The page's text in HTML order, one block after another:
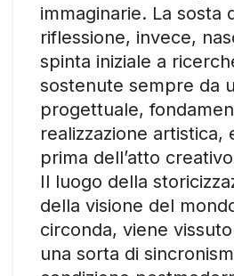
immaginarie. La sosta
riflessione, invece,
spinta iniziale a
sostenute sempre da
progettuale,
realizzazione artistica,
prima dell’atto
Il luogo della
della visione del
circonda, viene vissuto
una sorta di